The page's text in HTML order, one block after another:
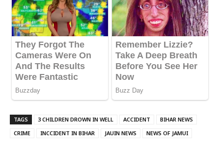
TAGS 3 CHILDREN DROWN IN WELL ACCIDENT
BIHAR NEWS
CRIME
INCCIDENT IN BIHAR JAUIN NEWS NEWS OF JAMUI